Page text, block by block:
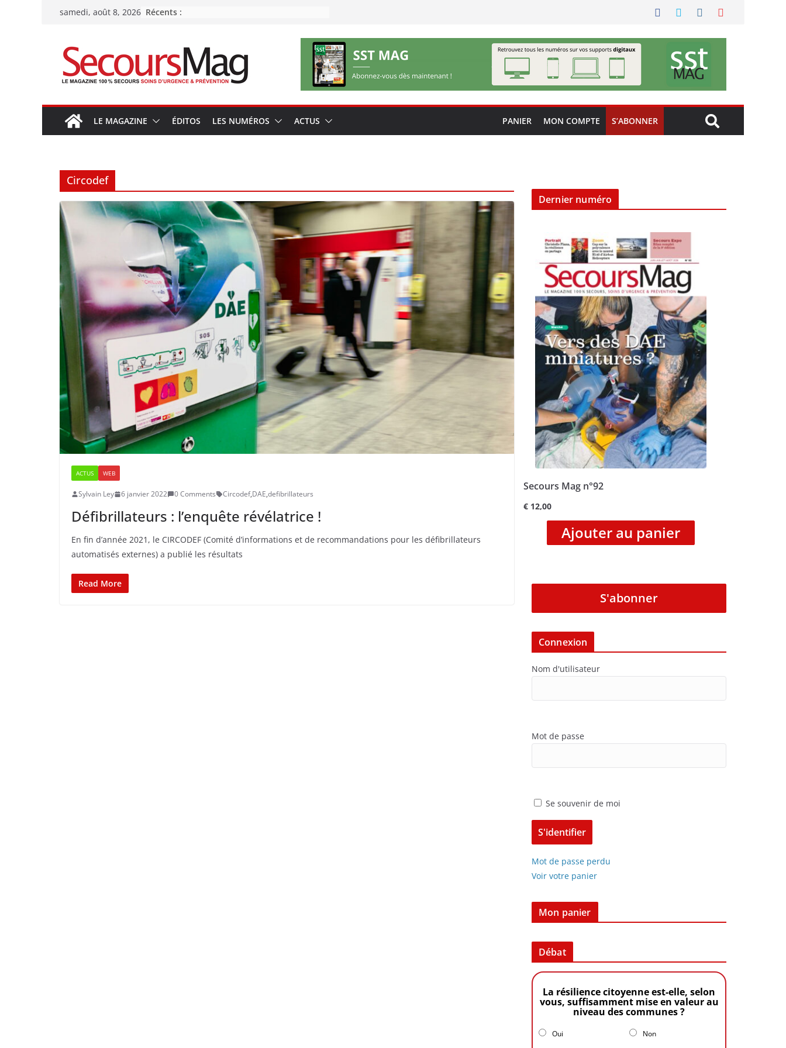
Passersamedi, août 8, 2026 Récents :
LE MAGAZINE ÉDITOS LES NUMÉROS ACTUS PANIER MON COMPTE S’ABONNER
Circodef
ACTUS WEB
Sylvain Ley 6 janvier 2022 0 Comments Circodef,DAE,defibrillateurs
Défibrillateurs : l’enquête révélatrice !
En fin d’année 2021, le CIRCODEF (Comité d’informations et de recommandations pour les défibrillateurs
automatisés externes) a publié les résultats
Read More
Dernier numéro
Secours Mag n°92
€ 12,00
Ajouter au panier
S'abonner
Connexion
Nom d'utilisateur
Mot de passe
Se souvenir de moi
Mot de passe perdu
Voir votre panier
Mon panier
Débat
La résilience citoyenne est-elle, selon
vous, suffisamment mise en valeur au
niveau des communes ?
Oui Non